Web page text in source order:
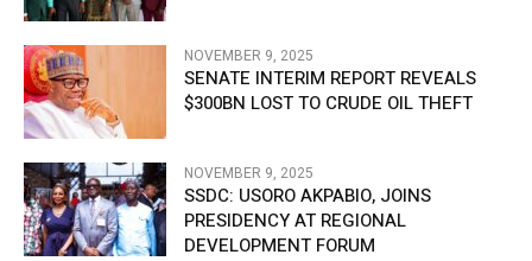
NOVEMBER 9, 2025
SENATE INTERIM REPORT REVEALS
$300BN LOST TO CRUDE OIL THEFT
NOVEMBER 9, 2025
SSDC: USORO AKPABIO, JOINS
PRESIDENCY AT REGIONAL
DEVELOPMENT FORUM